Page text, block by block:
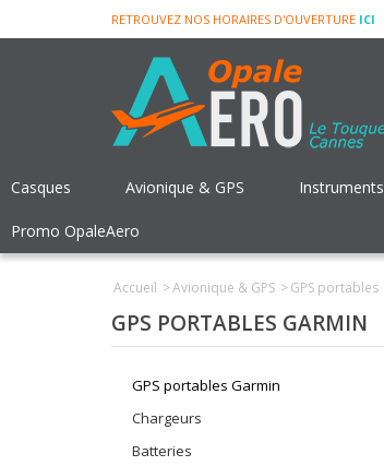
RETROUVEZ NOS HORAIRES D'OUVERTURE ICI
Casques Avionique & GPS Instruments
Promo OpaleAero
Accueil >Avionique & GPS >GPS portables
GPS PORTABLES GARMIN
GPS portables Garmin
Chargeurs
Batteries